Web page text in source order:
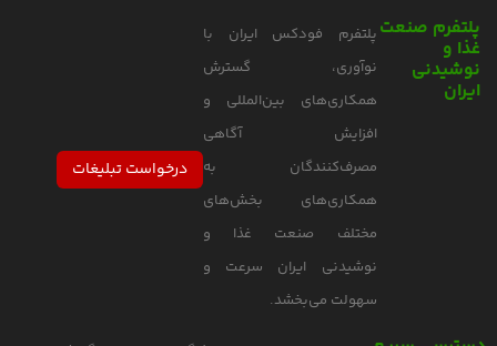
پلتفرم صنعت
غذا و
نوشیدنی
ایران
پلتفرم فودکس ایران با
نوآوری، گسترش
همکاری‌های بین‌المللی و
افزایش آگاهی
مصرف‌کنندگان به
همکاری‌های بخش‌های
مختلف صنعت غذا و
نوشیدنی ایران سرعت و
سهولت می‌بخشد.
درخواست تبلیغات